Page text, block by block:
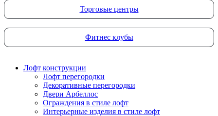
Торговые центры
Фитнес клубы
Лофт конструкции
Лофт перегородки
Декоративные перегородки
Двери Арбеллос
Ограждения в стиле лофт
Интерьерные изделия в стиле лофт